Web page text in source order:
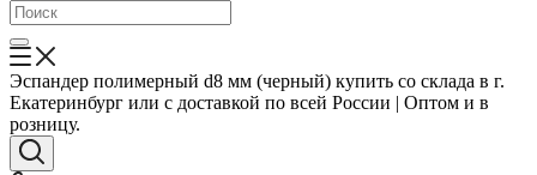
Эспандер полимерный d8 мм (черный) купить со склада в г.
Екатеринбург или с доставкой по всей России | Оптом и в
розницу.